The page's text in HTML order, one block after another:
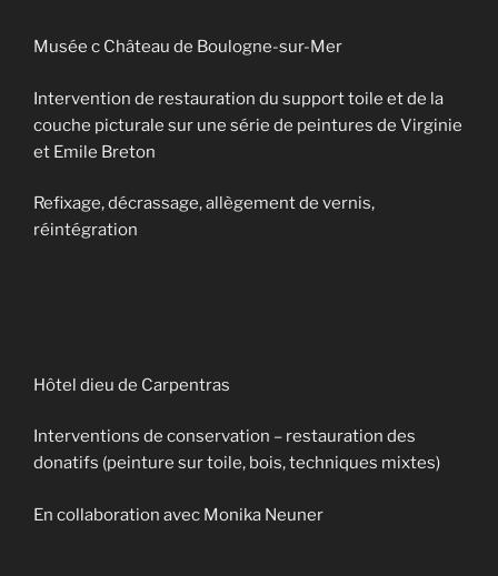
Musée c Château de Boulogne-sur-Mer
Intervention de restauration du support toile et de la
couche picturale sur une série de peintures de Virginie
et Emile Breton
Refixage, décrassage, allègement de vernis,
réintégration
Hôtel dieu de Carpentras
Interventions de conservation – restauration des
donatifs (peinture sur toile, bois, techniques mixtes)
En collaboration avec Monika Neuner